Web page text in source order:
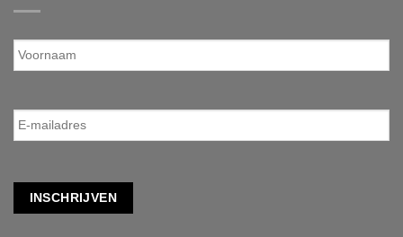
Voornaam
E-
mailadres *
INSCHRIJVEN